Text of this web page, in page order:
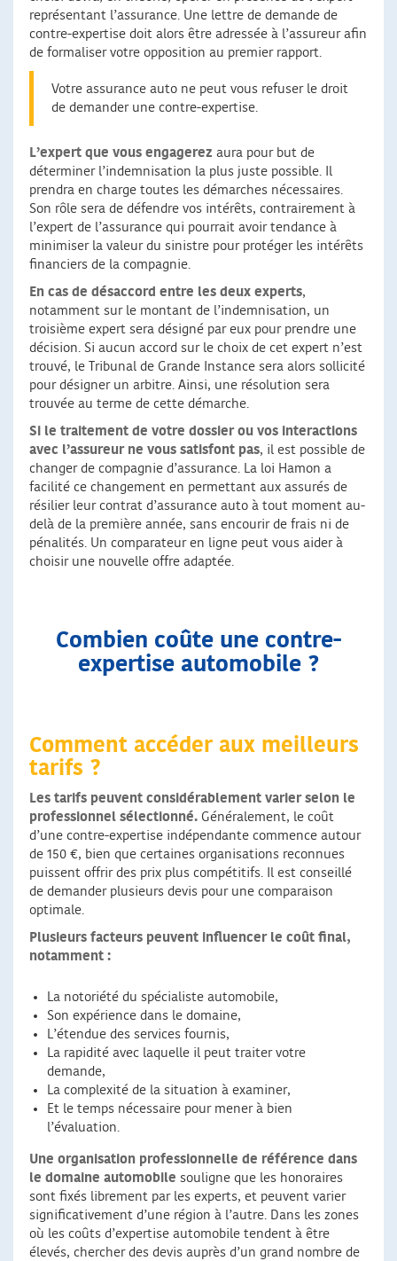
représentant l’assurance. Une lettre de demande de
contre-expertise doit alors être adressée à l’assureur afin
de formaliser votre opposition au premier rapport.
Votre assurance auto ne peut vous refuser le droit
de demander une contre-expertise.
L’expert que vous engagerez aura pour but de
déterminer l’indemnisation la plus juste possible. Il
prendra en charge toutes les démarches nécessaires.
Son rôle sera de défendre vos intérêts, contrairement à
l’expert de l’assurance qui pourrait avoir tendance à
minimiser la valeur du sinistre pour protéger les intérêts
financiers de la compagnie.
En cas de désaccord entre les deux experts,
notamment sur le montant de l’indemnisation, un
troisième expert sera désigné par eux pour prendre une
décision. Si aucun accord sur le choix de cet expert n’est
trouvé, le Tribunal de Grande Instance sera alors sollicité
pour désigner un arbitre. Ainsi, une résolution sera
trouvée au terme de cette démarche.
Si le traitement de votre dossier ou vos interactions
avec l’assureur ne vous satisfont pas, il est possible de
changer de compagnie d’assurance. La loi Hamon a
facilité ce changement en permettant aux assurés de
résilier leur contrat d’assurance auto à tout moment au-
delà de la première année, sans encourir de frais ni de
pénalités. Un comparateur en ligne peut vous aider à
choisir une nouvelle offre adaptée.
Combien coûte une contre-
expertise automobile ?
Comment accéder aux meilleurs
tarifs ?
Les tarifs peuvent considérablement varier selon le
professionnel sélectionné. Généralement, le coût
d’une contre-expertise indépendante commence autour
de 150 €, bien que certaines organisations reconnues
puissent offrir des prix plus compétitifs. Il est conseillé
de demander plusieurs devis pour une comparaison
optimale.
Plusieurs facteurs peuvent influencer le coût final,
notamment :
La notoriété du spécialiste automobile,
Son expérience dans le domaine,
L’étendue des services fournis,
La rapidité avec laquelle il peut traiter votre
demande,
La complexité de la situation à examiner,
Et le temps nécessaire pour mener à bien
l’évaluation.
Une organisation professionnelle de référence dans
le domaine automobile souligne que les honoraires
sont fixés librement par les experts, et peuvent varier
significativement d’une région à l’autre. Dans les zones
où les coûts d’expertise automobile tendent à être
élevés, chercher des devis auprès d’un grand nombre de